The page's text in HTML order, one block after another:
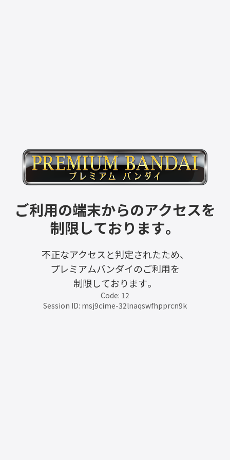
ご利用の端末からのアクセスを
制限しております。
不正なアクセスと判定されたため、
プレミアムバンダイのご利用を
制限しております。
Code: 12
Session ID: msj9cime-32lnaqswfhpprcn9k